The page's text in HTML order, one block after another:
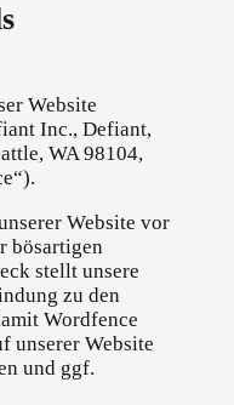
Website
Inc., Defiant,
WA 98104,
Website vor
bösartigen
stellt unsere
zu den
Wordfence
unserer Website
und ggf.